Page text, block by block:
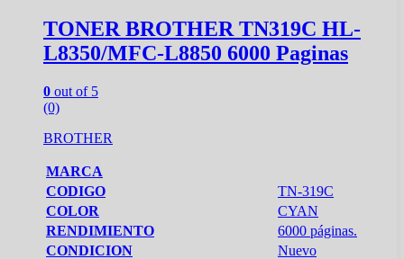
TONER BROTHER TN319C HL-
L8350/MFC-L8850 6000 Paginas
0 out of 5
(0)
BROTHER
MARCA
CODIGO
TN-319C
COLOR
CYAN
RENDIMIENTO
6000 páginas.
CONDICION
Nuevo